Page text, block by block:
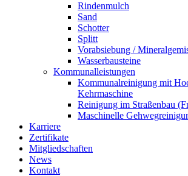
Rindenmulch
Sand
Schotter
Splitt
Vorabsiebung /
Wasserbausteine
Kommunalleistungen
Kommunalreinigung mit
Kehrmaschine
Reinigung im Straßenbau
Maschinelle
Karriere
Zertifikate
Mitgliedschaften
News
Kontakt